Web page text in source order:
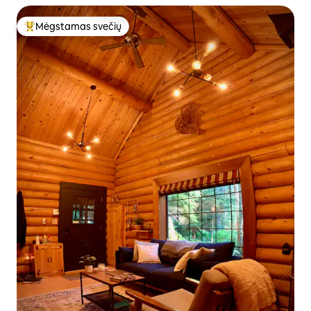
Svečių mėgstamiausias
Mėgstamas svečių